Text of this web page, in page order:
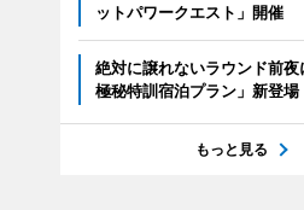
ットパワークエスト」開催
絶対に譲れないラウンド前夜
極秘特訓宿泊プラン」新登場
もっと見る